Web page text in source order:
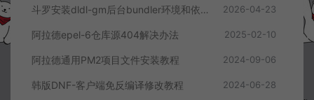
斗罗安装dldl-gm后台bundler环境和依赖报错解决方案 2026-04-23
阿拉德epel-6仓库源404解决办法 2025-02-10
阿拉德通用PM2项目文件安装教程 2024-09-06
韩版DNF-客户端免反编译修改教程 2024-06-28